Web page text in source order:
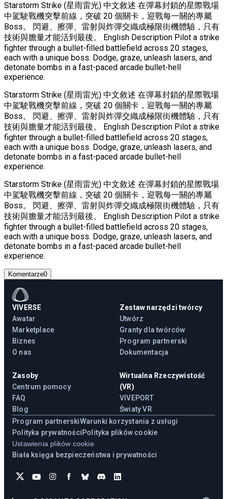
Starstorm Strike (星雨雷光) 中文敘述 在彈幕封鎖的星際戰場
中駕駛戰機突擊前線，突破 20 個關卡，迎戰每一關的專屬
Boss。 閃避、擦彈、雷射與炸彈交織成極限街機體驗，只有
技術與膽量才能活到最後。 English Description Pilot a strike
fighter through a bullet-filled battlefield across 20 stages,
each with a unique boss. Dodge, graze, unleash lasers, and
detonate bombs in a fast-paced arcade bullet-hell
experience.
Starstorm Strike (星雨雷光) 中文敘述 在彈幕封鎖的星際戰場
中駕駛戰機突擊前線，突破 20 個關卡，迎戰每一關的專屬
Boss。 閃避、擦彈、雷射與炸彈交織成極限街機體驗，只有
技術與膽量才能活到最後。 English Description Pilot a strike
fighter through a bullet-filled battlefield across 20 stages,
each with a unique boss. Dodge, graze, unleash lasers, and
detonate bombs in a fast-paced arcade bullet-hell
experience.
Starstorm Strike (星雨雷光) 中文敘述 在彈幕封鎖的星際戰場
中駕駛戰機突擊前線，突破 20 個關卡，迎戰每一關的專屬
Boss。 閃避、擦彈、雷射與炸彈交織成極限街機體驗，只有
技術與膽量才能活到最後。 English Description Pilot a strike
fighter through a bullet-filled battlefield across 20 stages,
each with a unique boss. Dodge, graze, unleash lasers, and
detonate bombs in a fast-paced arcade bullet-hell
experience.
Komentarze0
VIVERSE
Awatar
Marketplace
Biznes
O nas
Zestaw narzędzi twórcy
Utwórz
Granty dla twórców
Program partnerski
Dokumentacja
Zasoby
Centrum pomocy
FAQ
Blog
Wirtualna Rzeczywistość
(VR)
VIVEPORT
Światy VR
Program partnerskiWarunki korzystania z usługi
Polityka prywatnościPolityka plików cookie
Ustawienia plików cookie
Biała księga bezpieczeństwa i prywatności